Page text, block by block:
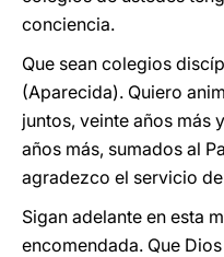
conciencia.
Que sean colegios
(Aparecida). Quiero
juntos, veinte años más
años más, sumados al
agradezco el servicio
Sigan adelante en esta
encomendada. Que